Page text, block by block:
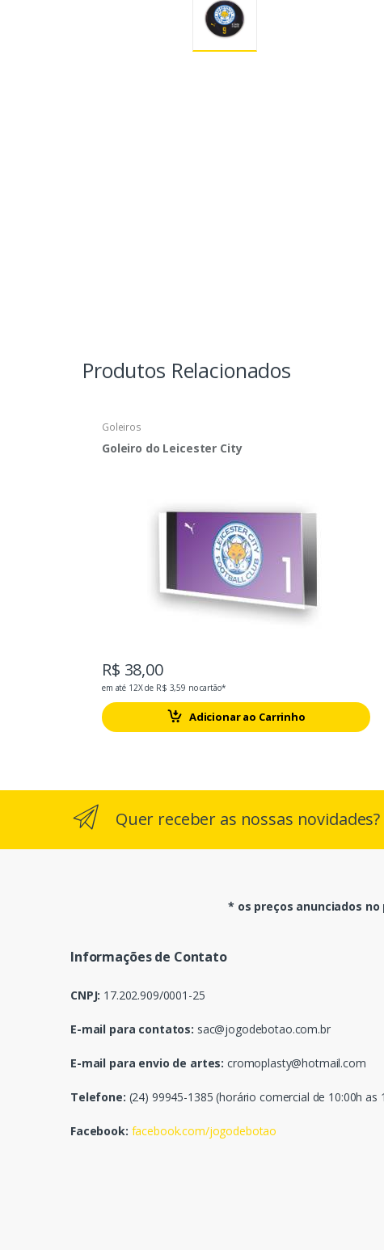
Produtos Relacionados
Goleiros
Goleiro do Leicester City
R$ 38,00
em até 12X de R$ 3,59 no cartão*
Adicionar ao Carrinho
Quer receber as nossas novidades?
* os preços anunciados
Informações de Contato
CNPJ: 17.202.909/0001-25
E-mail para contatos: sac@jogodebotao.com.br
E-mail para envio de artes: cromoplasty@hotmail.com
Telefone: (24) 99945-1385 (horário comercial de 10:00h as
Facebook: facebook.com/jogodebotao